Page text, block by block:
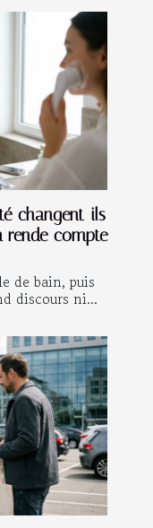
changent-ils
rende compte
de bain, puis
discours ni...